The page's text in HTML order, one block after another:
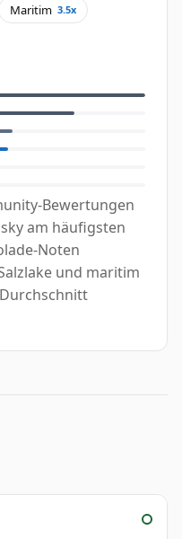
Maritim 3.5x
Bewertungen
am häufigsten
Noten
und maritim